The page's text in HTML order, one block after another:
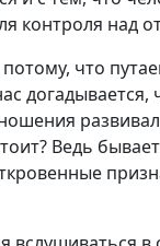
контроля над
что
догадывается,
Ведь